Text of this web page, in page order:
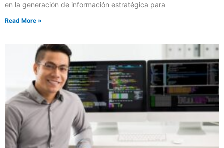
en la generación de información estratégica para
Read More »